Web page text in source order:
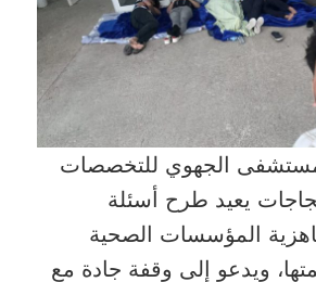
الجهوي للتخصصات
يعيد طرح أسئلة
المؤسسات الصحية
ويدعو إلى وقفة جادة مع